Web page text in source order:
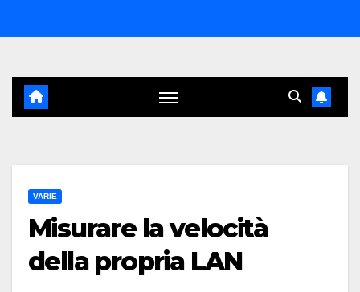
al
VARIE
Misurare la velocità
della propria LAN